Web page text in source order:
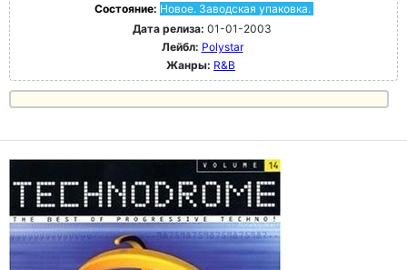
Состояние: Новое. Заводская упаковка.
Дата релиза: 01-01-2003
Лейбл: Polystar
Жанры: R&B